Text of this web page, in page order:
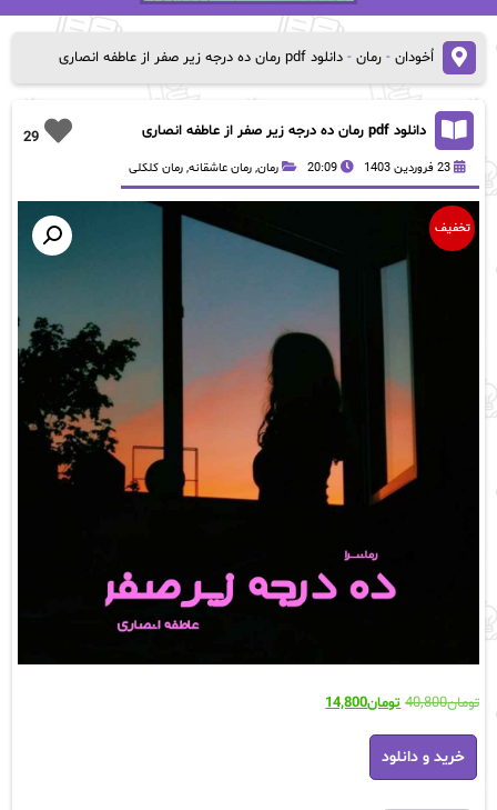
اُخودان- رمان- دانلود pdf رمان ده درجه زیر صفر از عاطفه انصاری
29 دانلود pdf رمان ده درجه زیر صفر از عاطفه انصاری
23 فروردین 1403 20:09 رمان, رمان عاشقانه, رمان کلکلی
تخفیف
تومان40,800 قیمت
تومان40,800
بود.
تومان14,800قیمت
دانلود
pdf
رمان
خرید و دانلود